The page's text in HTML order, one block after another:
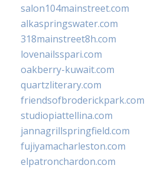
salon104mainstreet.com
alkaspringswater.com
318mainstreet8h.com
lovenailsspari.com
oakberry-kuwait.com
quartzliterary.com
friendsofbroderickpark.com
studiopiattellina.com
jannagrillspringfield.com
fujiyamacharleston.com
elpatronchardon.com